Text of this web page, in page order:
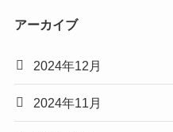
アーカイブ
2024年12月
2024年11月